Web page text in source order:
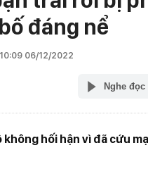
đáng nể
10:09 06/12/2022
Nghe đọc
hối hận vì đã cứu